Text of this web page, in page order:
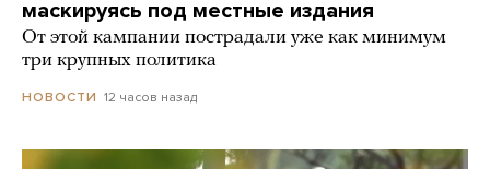
маскируясь под местные издания
От этой кампании пострадали уже как минимум
три крупных политика
НОВОСТИ 12 часов назад